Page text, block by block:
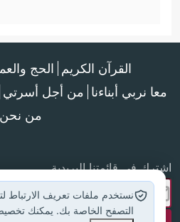
القرآن الكريم الحج
معا نربي أبناءنا من أجل أسرتي
من نحن
اشترك في قائمتنا البريدية
نستخدم ملفات تعريف الارتباط
التصفح الخاصة بك. يمكنك